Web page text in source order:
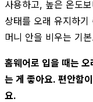
사용하고, 높은 온도
상태를 오래 유지하
머니 안을 비우는 기
홈웨어로 입을 때는
는 게 좋아요. 편안함
요.